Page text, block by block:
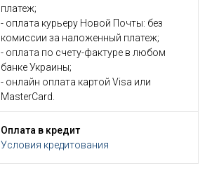
платеж;
- оплата курьеру Новой Почты: без
комиссии за наложенный платеж;
- оплата по счету-фактуре в любом
банке Украины;
- онлайн оплата картой Visa или
MasterCard.
Оплата в кредит
Условия кредитования